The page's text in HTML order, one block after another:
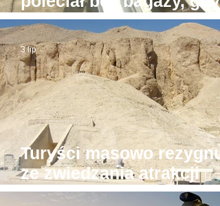
był... zbyt ciężki
Turyści masowo
ze zwiedzania atrakcji
Luksoru. Powód?
3 lip